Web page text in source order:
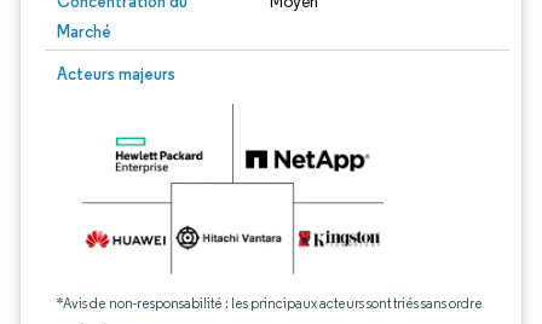
Marché
Acteurs majeurs
*Avis de non-responsabilité : les principaux acteurs sont triés sans ordre